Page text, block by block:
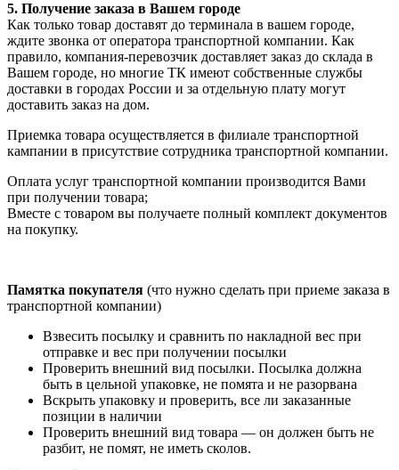
5. Получение заказа в Вашем городе
Как только товар доставят до терминала в вашем городе,
ждите звонка от оператора транспортной компании. Как
правило, компания-перевозчик доставляет заказ до склада в
Вашем городе, но многие ТК имеют собственные службы
доставки в городах России и за отдельную плату могут
доставить заказ на дом.
Приемка товара осуществляется в филиале транспортной
кампании в присутствие сотрудника транспортной компании.
Оплата услуг транспортной компании производится Вами
при получении товара;
Вместе с товаром вы получаете полный комплект документов
на покупку.
Памятка покупателя (что нужно сделать при приеме заказа в
транспортной компании)
Взвесить посылку и сравнить по накладной вес при
отправке и вес при получении посылки
Проверить внешний вид посылки. Посылка должна
быть в цельной упаковке, не помята и не разорвана
Вскрыть упаковку и проверить, все ли заказанные
позиции в наличии
Проверить внешний вид товара — он должен быть не
разбит, не помят, не иметь сколов.